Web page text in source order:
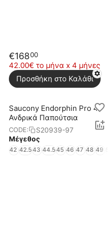
€16800
42.00€ το μήνα x 4 μήνες
Προσθήκη στο Καλάθι
48 49
Saucony Endorphin Pro 4
Ανδρικά Παπούτσια
CODE:
S20939-97
Μέγεθος
42 42.543 44.545 46 47 48 49